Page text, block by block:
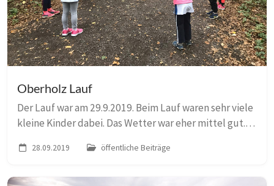
Oberholz Lauf
Der Lauf war am 29.9.2019. Beim Lauf waren sehr viele
kleine Kinder dabei. Das Wetter war eher mittel gut.
bemerkt, dass die Strecke sehr schwier...
28.09.2019 öffentliche Beiträge